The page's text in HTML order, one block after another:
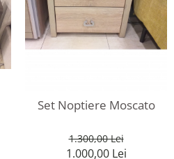
Set Noptiere Moscato
1.300,00 Lei
1.000,00 Lei